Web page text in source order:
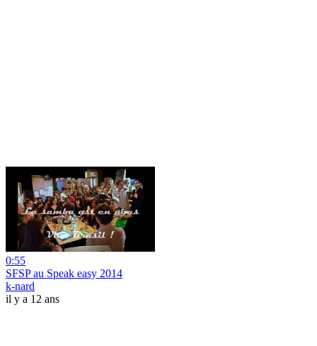
0:55
SFSP au Speak easy 2014
k-nard
il y a 12 ans